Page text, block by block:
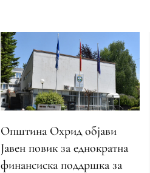
Општина Охрид објави
Јавен повик за еднократна
финансиска поддршка за